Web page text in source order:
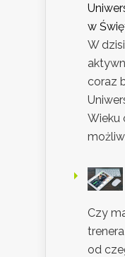
w
W
coraz
Wieku
Czy
od